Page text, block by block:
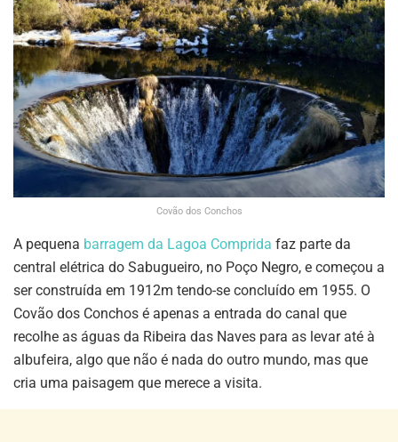
Covão dos Conchos
A pequena barragem da Lagoa Comprida faz parte da
central elétrica do Sabugueiro, no Poço Negro, e começou a
ser construída em 1912m tendo-se concluído em 1955. O
Covão dos Conchos é apenas a entrada do canal que
recolhe as águas da Ribeira das Naves para as levar até à
albufeira, algo que não é nada do outro mundo, mas que
cria uma paisagem que merece a visita.